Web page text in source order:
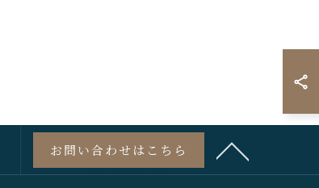
お問い合わせはこちら